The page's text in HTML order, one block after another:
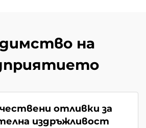
на
отливки за
издръжливост